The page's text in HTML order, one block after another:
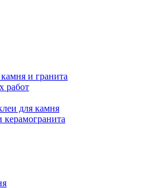
и гранита
работ
для камня